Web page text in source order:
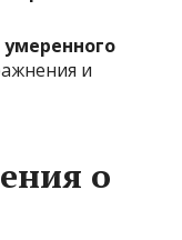
и
о